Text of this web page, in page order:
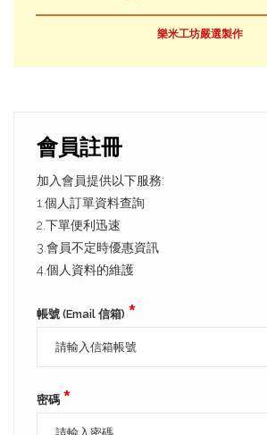
樂米工坊嚴選製作
會員註冊
加入會員提供以下服務:
1.個人訂單資料查詢
2.下單便利迅速
3.會員不定時優惠資訊
4.個人資料的維護
帳號 (Email 信箱) *
密碼 *